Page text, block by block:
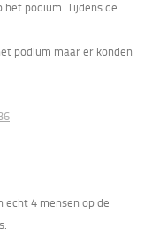
het podium. Tijdens de
podium maar er konden
echt 4 mensen op de